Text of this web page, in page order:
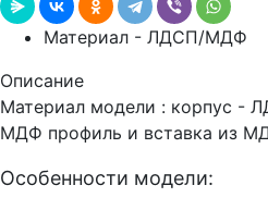
Материал - ЛДСП/МДФ
Описание
Материал модели : корпус -
МДФ профиль и вставка из
Особенности модели: